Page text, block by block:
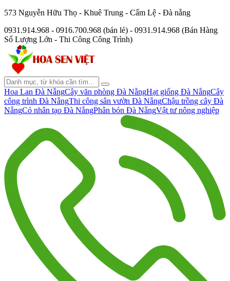
573 Nguyễn Hữu Thọ - Khuê Trung - Cẩm Lệ - Đà nẵng
0931.914.968 - 0916.700.968 (bán lẻ) - 0931.914.968 (Bán Hàng
Số Lượng Lớn - Thi Công Công Trình)
Hoa Lan Đà NẵngCây văn phòng Đà NẵngHạt giống Đà NẵngCây
công trình Đà NẵngThi công sân vườn Đà NẵngChậu trồng cây Đà
NẵngCỏ nhân tạo Đà NẵngPhân bón Đà NẵngVật tư nông nghiệp